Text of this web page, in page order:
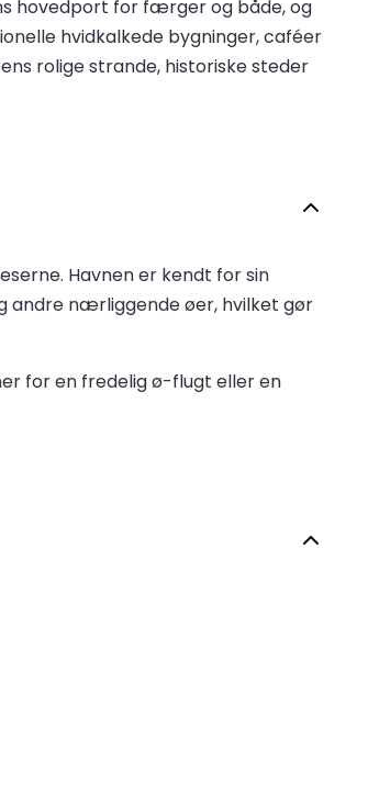
hovedport for færger og både, og
hvidkalkede bygninger, caféer
rolige strande, historiske steder
Havnen er kendt for sin
andre nærliggende øer, hvilket gør
for en fredelig ø-flugt eller en